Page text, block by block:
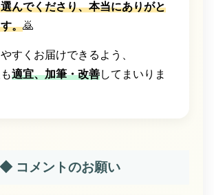
んでくださり、本当にありがと
。🙇
すくお届けできるよう、
適宜、加筆・改善してまいりま
◆ コメントのお願い